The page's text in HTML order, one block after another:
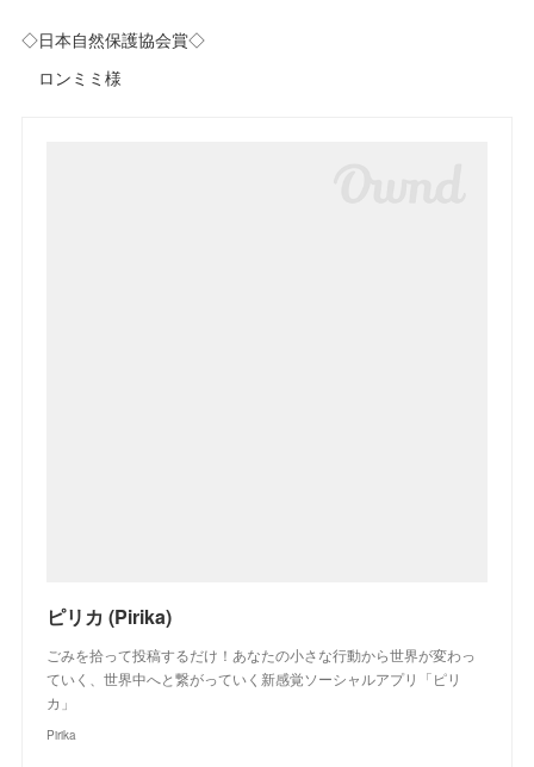
◇日本自然保護協会賞◇
ロンミミ様
ピリカ (Pirika)
ごみを拾って投稿するだけ！あなたの小さな行動から世界が変わっ
ていく、世界中へと繋がっていく新感覚ソーシャルアプリ「ピリ
カ」
Pirika